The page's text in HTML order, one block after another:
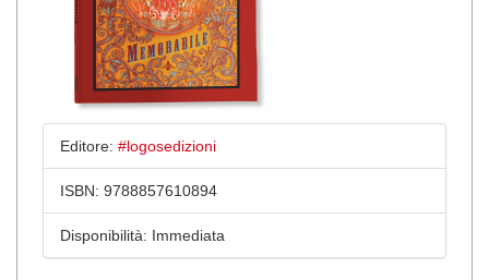
Editore: #logosedizioni
ISBN: 9788857610894
Disponibilità: Immediata